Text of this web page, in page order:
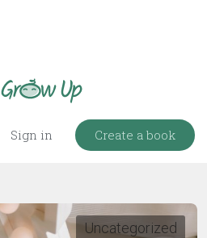
Sign in Create a book
Uncategorized